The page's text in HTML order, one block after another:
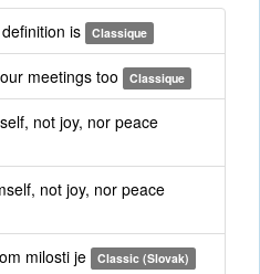
is Classique
meetings too Classique
not joy, nor peace
not joy, nor peace
milosti je Classic (Slovak)